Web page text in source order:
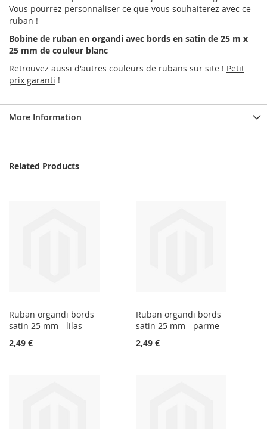
Vous pourrez personnaliser ce que vous souhaiterez avec ce
ruban !
Bobine de ruban en organdi avec bords en satin de 25 m x
25 mm de couleur blanc
Retrouvez aussi d'autres couleurs de rubans sur site ! Petit
prix garanti !
More Information
Related Products
Ruban organdi bords
satin 25 mm - lilas
2,49 €
Ruban organdi bords
satin 25 mm - parme
2,49 €